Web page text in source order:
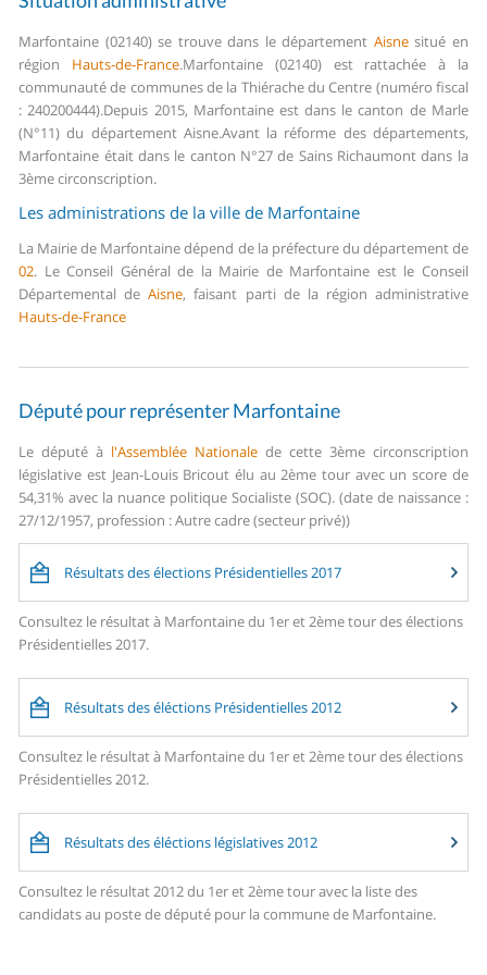
Marfontaine (02140) se trouve dans le département Aisnesitué en
région Hauts-de-France.Marfontaine (02140) est rattachée à la
communauté de communes de la Thiérache du Centre (numéro fiscal
: 240200444).Depuis 2015, Marfontaine est dans le canton de Marle
(N°11) du département Aisne.Avant la réforme des départements,
Marfontaine était dans le canton N°27 de Sains Richaumont dans la
3ème circonscription.
Les administrations de la ville de Marfontaine
La Mairie de Marfontaine dépend de la préfecture du département de
02. Le Conseil Général de la Mairie de Marfontaine est le Conseil
Départemental deAisne, faisant parti de la région administrative
Hauts-de-France
Député pour représenter Marfontaine
Le député à l'Assemblée Nationale de cette 3ème circonscription
législative est Jean-Louis Bricout élu au 2ème tour avec un score de
54,31% avec la nuance politique Socialiste (SOC). (date de naissance :
27/12/1957, profession : Autre cadre (secteur privé))
Résultats des élections Présidentielles 2017
Consultez le résultat à Marfontaine du 1er et 2ème tour des élections
Présidentielles 2017.
Résultats des éléctions Présidentielles 2012
Consultez le résultat à Marfontaine du 1er et 2ème tour des élections
Présidentielles 2012.
Résultats des éléctions législatives 2012
Consultez le résultat 2012 du 1er et 2ème tour avec la liste des
candidats au poste de député pour la commune de Marfontaine.